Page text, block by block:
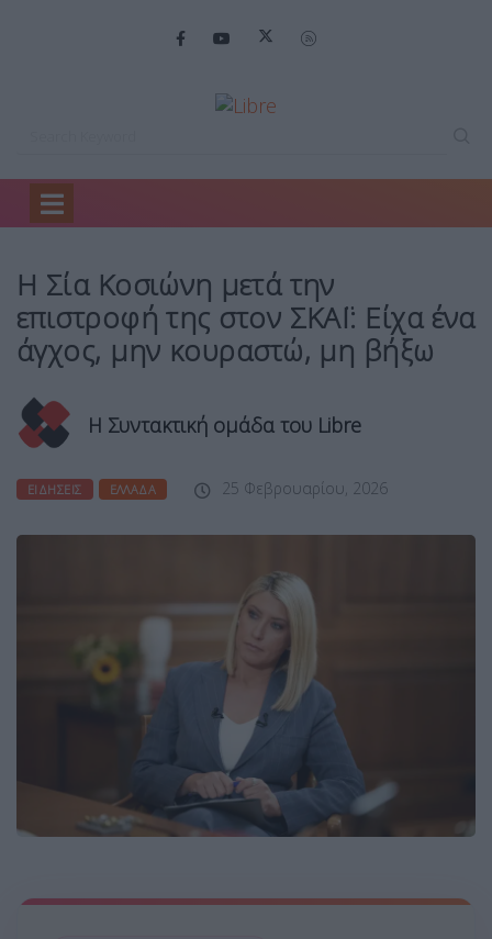
Home
Η Σία Κοσιώνη μετά την
επιστροφή της στον ΣΚΑΪ: Είχα ένα
άγχος, μην κουραστώ, μη βήξω
Η Συντακτική ομάδα του Libre
ΕΙΔΉΣΕΙΣ ΕΛΛΆΔΑ 25 Φεβρουαρίου, 2026